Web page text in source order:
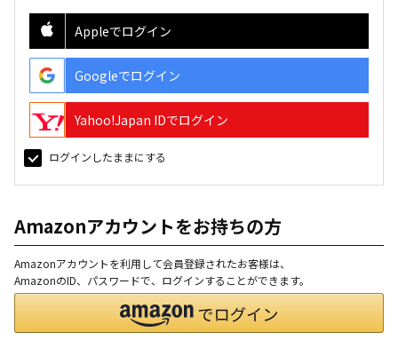
Appleでログイン
Googleでログイン
Yahoo!Japan IDでログイン
ログインしたままにする
Amazonアカウントをお持ちの方
Amazonアカウントを利用して会員登録されたお客様は、
AmazonのID、パスワードで、ログインすることができます。